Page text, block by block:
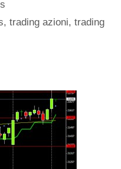
,trading azioni,trading